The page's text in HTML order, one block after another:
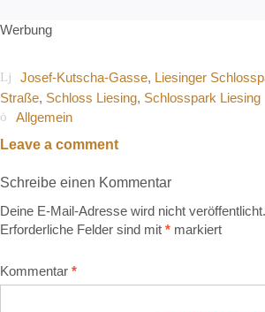
Werbung
Josef-Kutscha-Gasse, Liesinger
Straße Schloss Liesing Schlosspark Liesing
Allgemein
Leave a comment
Schreibe einen Kommentar
Deine E-Mail-Adresse wird nicht veröffentlicht.
Erforderliche Felder sind mit * markiert
Kommentar *